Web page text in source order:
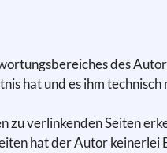
des
hat und es ihm technisch
zu verlinkenden Seiten
hat der Autor keinerlei